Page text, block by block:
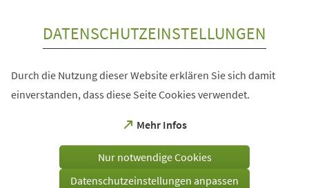
DATENSCHUTZEINSTELLUNGEN
Durch die Nutzung dieser Website erklären Sie sich damit
einverstanden, dass diese Seite Cookies verwendet.
Mehr Infos
(Öffnet
einem
Tab)
Nur notwendige Cookies
Datenschutzeinstellungen anpassen